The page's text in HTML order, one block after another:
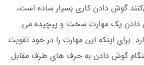
گوش دادن کاری بسیار ساده است،
دادن یک مهارت سخت و پیچیده می
برای اینکه این مهارت را در خود تقویت
گوش دادن به حرف های طرف مقابل